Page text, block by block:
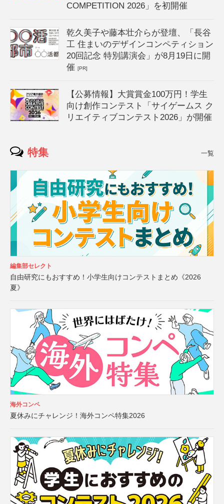
COMPETITION 2026」を初開催
乾久美子や藤本壮介らが登壇、「長谷
工 住まいのデザインコンペティション
20回記念 特別講演会」が8月19日に開
催[PR]
【公募情報】大賞賞金100万円！学生
向け創作コンテスト「サイゲームス ク
リエイティブコンテスト2026」が開催
特集 一覧
編集部セレクト
自由研究にもおすすめ！小学生向けコンテストまとめ《2026
夏》
海外コンペ
夏休みにチャレンジ！海外コンペ特集2026